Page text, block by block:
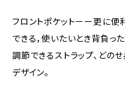
フロントポケットーー更に便
できる，使いたいとき背負っ
調節できるストラップ、どの
デザイン。